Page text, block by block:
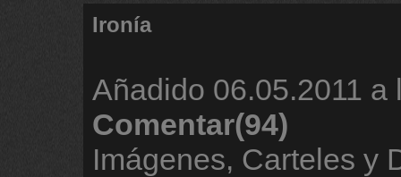
Ironía
Añadido 06.05.2011 a
Comentar(94)
Imágenes, Carteles y